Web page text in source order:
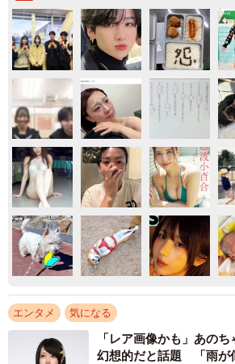
エンタメ 気になる
「レア画像かも」あの
幻想的だと話題 「雨が